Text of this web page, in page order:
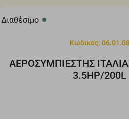
Διαθέσιμο
Κωδικός:
ΑΕΡΟΣΥΜΠΙΕΣΤΗΣ
3.5HP/200L